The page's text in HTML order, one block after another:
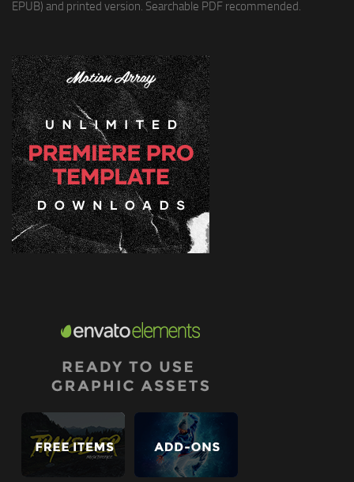
EPUB) and printed version. Searchable PDF recommended.